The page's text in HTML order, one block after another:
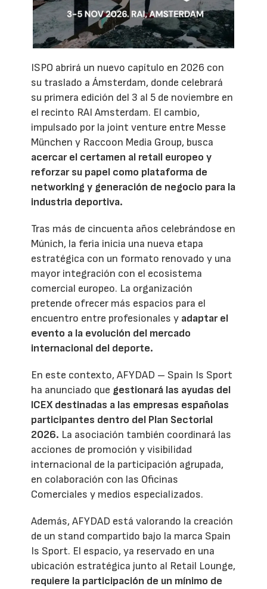
ISPO abrirá un nuevo capítulo en 2026 con
su traslado a Ámsterdam, donde celebrará
su primera edición del 3 al 5 de noviembre en
el recinto RAI Amsterdam. El cambio,
impulsado por la joint venture entre Messe
München y Raccoon Media Group, busca
acercar el certamen al retail europeo y
reforzar su papel como plataforma de
networking y generación de negocio para la
industria deportiva.
Tras más de cincuenta años celebrándose en
Múnich, la feria inicia una nueva etapa
estratégica con un formato renovado y una
mayor integración con el ecosistema
comercial europeo. La organización
pretende ofrecer más espacios para el
encuentro entre profesionales y adaptar el
evento a la evolución del mercado
internacional del deporte.
En este contexto, AFYDAD – Spain Is Sport
ha anunciado que gestionará las ayudas del
ICEX destinadas a las empresas españolas
participantes dentro del Plan Sectorial
2026. La asociación también coordinará las
acciones de promoción y visibilidad
internacional de la participación agrupada,
en colaboración con las Oficinas
Comerciales y medios especializados.
Además, AFYDAD está valorando la creación
de un stand compartido bajo la marca Spain
Is Sport. El espacio, ya reservado en una
ubicación estratégica junto al Retail Lounge,
requiere la participación de un mínimo de